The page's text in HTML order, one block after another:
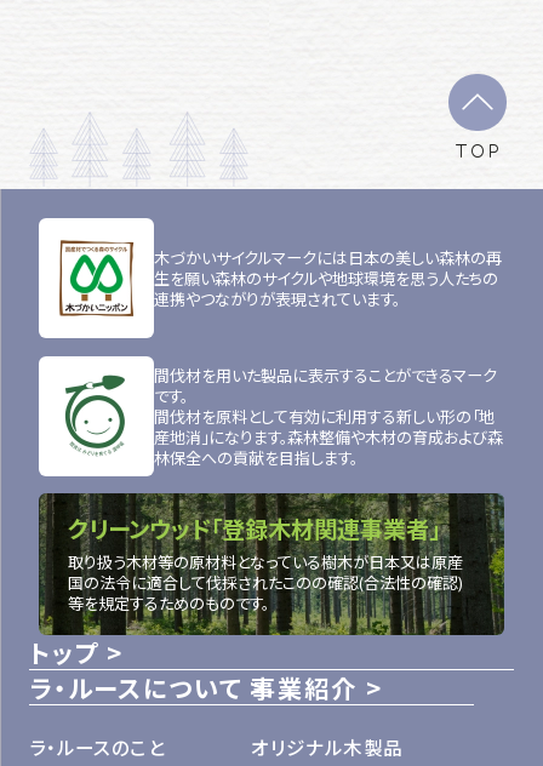
TOP
トップ
ラ・ルースについて
ラ・ルースのこと
事業紹介
オリジナル木製品
木づかいサイクルマークには日本の美しい森林の再
生を願い森林のサイクルや地球環境を思う人たちの
連携やつながりが表現されています。
間伐材を用いた製品に表示することができるマーク
です。
間伐材を原料として有効に利用する新しい形の「地
産地消」になります。森林整備や木材の育成および森
林保全への貢献を目指します。
クリーンウッド「登録木材関連事業者」
取り扱う木材等の原材料となっている樹木が日本又は原産
国の法令に適合して伐採されたこのの確認(合法性の確認)
等を規定するためのものです。